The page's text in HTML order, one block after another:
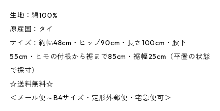
生地：綿100%
原産国：タイ
サイズ：約幅48cm・ヒップ90cm・長さ100cm・股下
55cm・ヒモの付根から裾まで85cm・裾幅25cm（平置の状態
で採寸）
☆送料無料☆
＜メール便～B4サイズ・定形外郵便・宅急便可＞